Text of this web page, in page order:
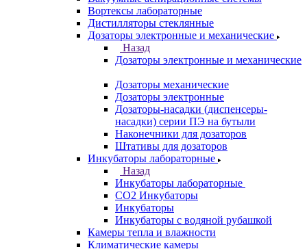
Вортексы лабораторные
Дистилляторы стеклянные
Дозаторы электронные и механические
Назад
Дозаторы электронные и механические
Дозаторы механические
Дозаторы электронные
Дозаторы-насадки (диспенсеры-
насадки) серии ПЭ на бутыли
Наконечники для дозаторов
Штативы для дозаторов
Инкубаторы лабораторные
Назад
Инкубаторы лабораторные
CO2 Инкубаторы
Инкубаторы
Инкубаторы с водяной рубашкой
Камеры тепла и влажности
Климатические камеры